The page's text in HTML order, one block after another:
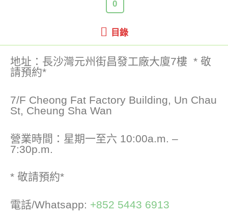
目錄
0
地址：長沙灣元州街昌發工廠大廈7樓 * 敬
請預約*
7/F Cheong Fat Factory Building, Un Chau
St, Cheung Sha Wan
營業時間：星期一至六 10:00a.m. –
7:30p.m.
* 敬請預約*
電話/Whatsapp: +852 5443 6913